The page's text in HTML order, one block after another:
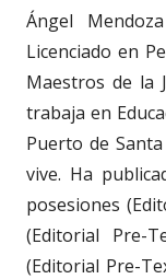
Ángel
Licenciado en
Maestros de la
trabaja en
Puerto de
vive. Ha
posesiones
(Editorial Pre-
(Editorial Pre-